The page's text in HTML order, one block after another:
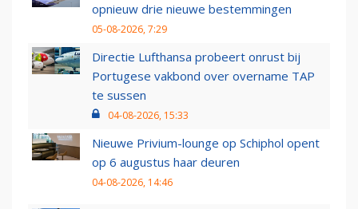
opnieuw drie nieuwe bestemmingen
05-08-2026, 7:29
Directie Lufthansa probeert onrust bij
Portugese vakbond over overname TAP
te sussen
04-08-2026, 15:33
Nieuwe Privium-lounge op Schiphol opent
op 6 augustus haar deuren
04-08-2026, 14:46